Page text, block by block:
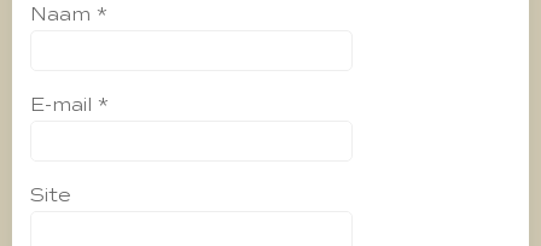
Naam *
E-mail *
Site